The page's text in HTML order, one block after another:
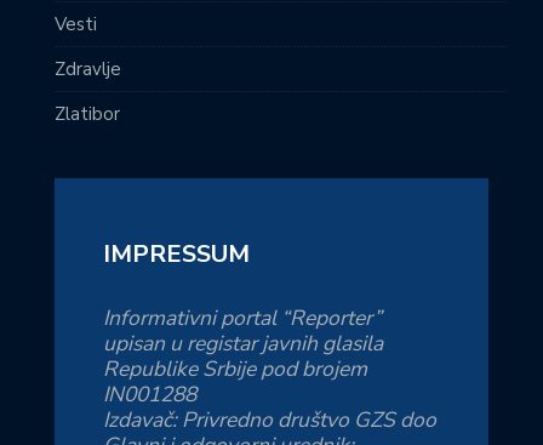
Vesti
Zdravlje
Zlatibor
IMPRESSUM
Informativni portal “Reporter”
upisan u registar javnih glasila
Republike Srbije pod brojem
IN001288
Izdavač: Privredno društvo GZS doo